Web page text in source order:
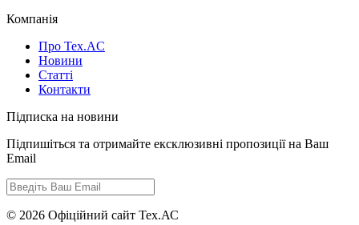
Компанія
Про Tex.AC
Новини
Статті
Контакти
Підписка на новини
Підпишіться та отримайте ексклюзивні пропозиції на Ваш
Email
© 2026 Офіційний сайт Тех.АС